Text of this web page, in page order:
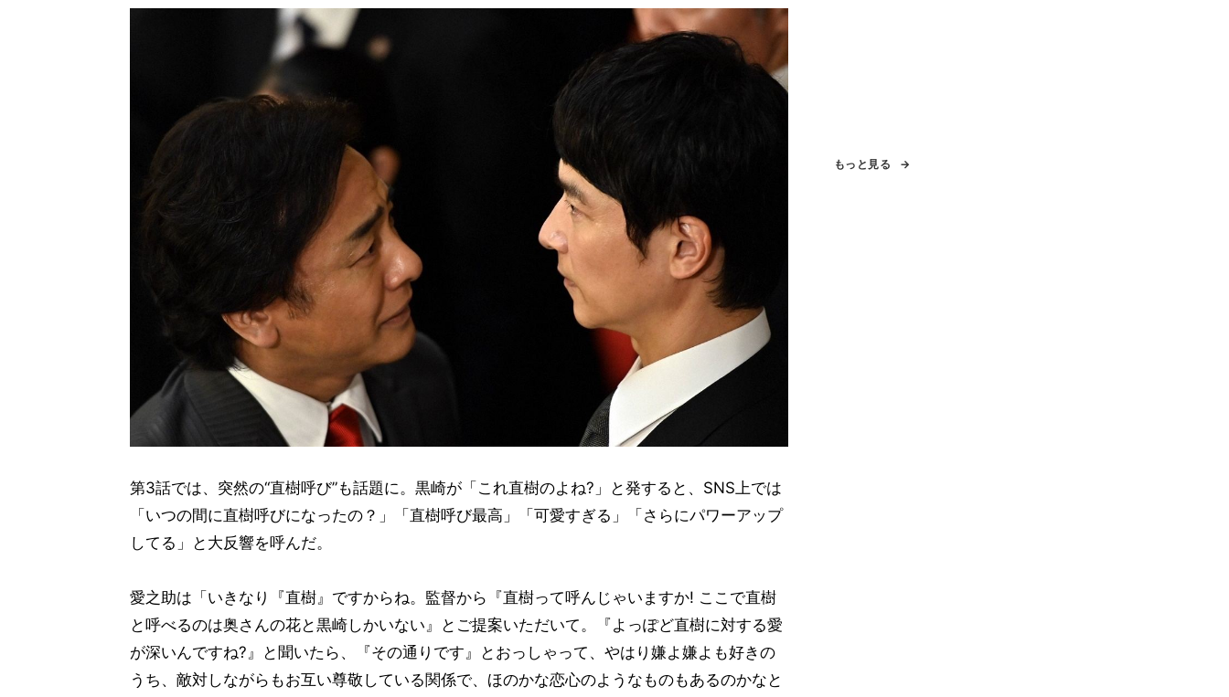
第3話では、突然の“直樹呼び”も話題に。黒崎が「これ直樹のよね?」と発すると、SNS上では
「いつの間に直樹呼びになったの？」「直樹呼び最高」「可愛すぎる」「さらにパワーアップ
してる」と大反響を呼んだ。
愛之助は「いきなり『直樹』ですからね。監督から『直樹って呼んじゃいますか! ここで直樹
と呼べるのは奥さんの花と黒崎しかいない』とご提案いただいて。『よっぽど直樹に対する愛
が深いんですね?』と聞いたら、『その通りです』とおっしゃって、やはり嫌よ嫌よも好きの
うち、敵対しながらもお互い尊敬している関係で、ほのかな恋心のようなものもあるのかなと
もっと見る